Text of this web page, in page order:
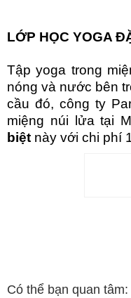
LỚP HỌC YOGA
Tập yoga trong
nóng và nước bên
cầu đó, công ty
miệng núi lửa tại
biệt này với chi phí
Có thể bạn quan tâm: